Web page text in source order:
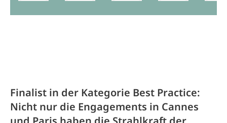
Finalist in der Kategorie Best Practice:
Nicht nur die Engagements in Cannes